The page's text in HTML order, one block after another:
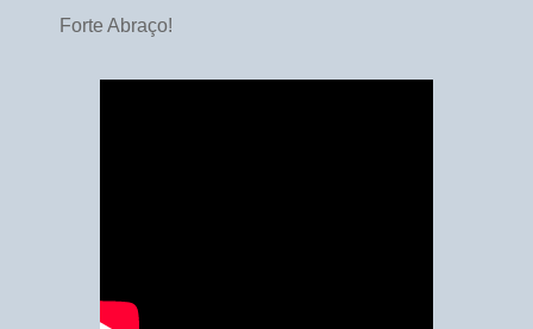
Forte Abraço!